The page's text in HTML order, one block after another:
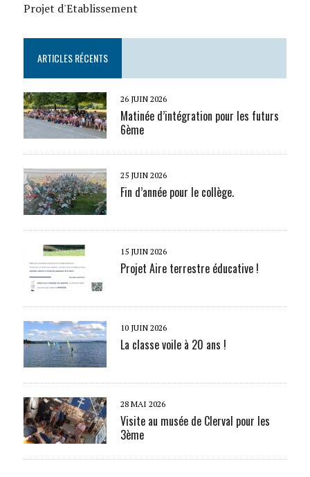
Projet d'Etablissement
ARTICLES RÉCENTS
26 JUIN 2026
Matinée d’intégration pour les futurs
6ème
25 JUIN 2026
Fin d’année pour le collège.
15 JUIN 2026
Projet Aire terrestre éducative !
10 JUIN 2026
La classe voile à 20 ans !
28 MAI 2026
Visite au musée de Clerval pour les
3ème